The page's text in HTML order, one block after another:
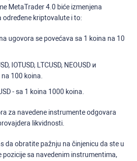
MetaTrader 4.0 biće izmenjena
određene kriptovalute i to:
ugovora se povećava sa 1 koina na 10
IOTUSD, LTCUSD, NEOUSD и
100 koina.
- sa 1 koina 1000 koina.
za navedene instrumente odgovara
likvidnosti.
da obratite pažnju na činjenicu da ste u
pozicije sa navedenim instrumentima,